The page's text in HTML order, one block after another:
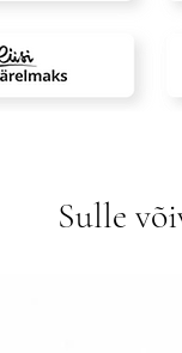
Sulle